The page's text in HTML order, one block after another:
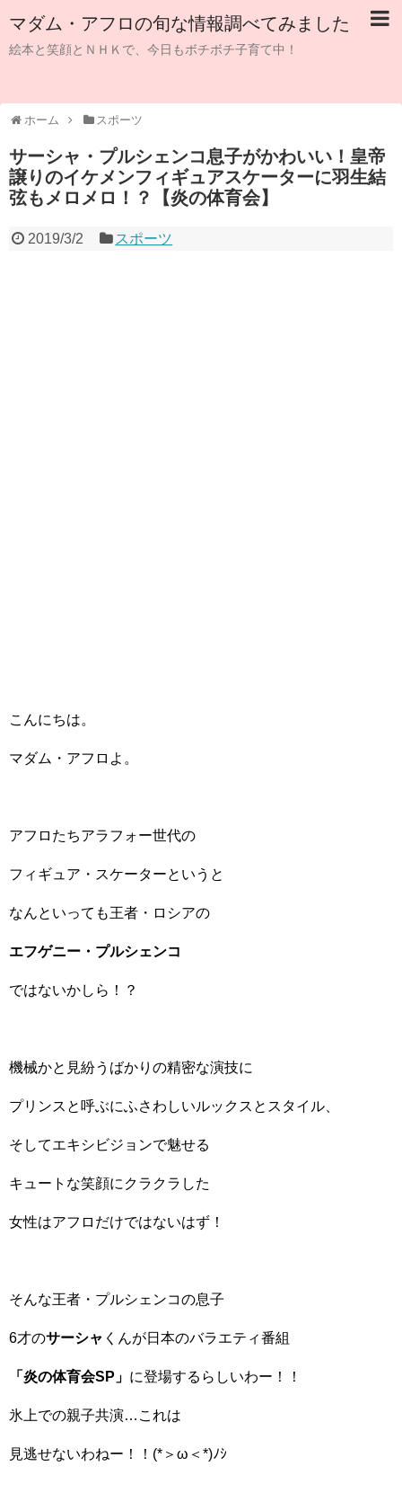
マダム・アフロの旬な情報調べてみました
絵本と笑顔とＮＨＫで、今日もボチボチ子育て中！
ホーム スポーツ
サーシャ・プルシェンコ息子がかわいい！皇帝
譲りのイケメンフィギュアスケーターに羽生結
弦もメロメロ！？【炎の体育会】
2019/3/2 スポーツ
こんにちは。
マダム・アフロよ。
アフロたちアラフォー世代の
フィギュア・スケーターというと
なんといっても王者・ロシアの
エフゲニー・プルシェンコ
ではないかしら！？
機械かと見紛うばかりの精密な演技に
プリンスと呼ぶにふさわしいルックスとスタイル、
そしてエキシビジョンで魅せる
キュートな笑顔にクラクラした
女性はアフロだけではないはず！
そんな王者・プルシェンコの息子
6才のサーシャ くんが日本のバラエティ番組
「炎の体育会SP」 に登場するらしいわー！！
氷上での親子共演…これは
見逃せないわねー！！(*＞ω＜*)ﾉｼ